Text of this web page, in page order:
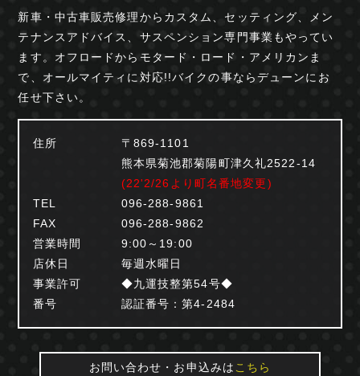
新車・中古車販売修理からカスタム、セッティング、
メン
テナンスアドバイス、サスペンション専門事業もやってい
ます。オフロードからモタード・ロード・ アメリカンま
で、オールマイティに対応!!バイクの事ならデューンにお
任せ下さい。
住所
〒869-1101
熊本県菊池郡菊陽町津久礼2522-14
(22'2/26より町名番地変更)
TEL
096-288-9861
FAX
096-288-9862
営業時間
9:00～19:00
店休日
毎週水曜日
事業許可
番号
◆九運技整第54号◆
認証番号：第4-2484
お問い合わせ・お申込みはこちら